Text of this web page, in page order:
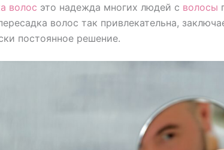
волос это надежда многих людей с волосы
волос так привлекательна,
постоянное решение.